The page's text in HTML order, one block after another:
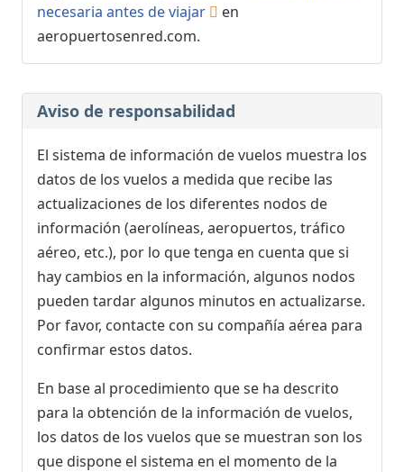
necesaria antes de viajar
en
aeropuertosenred.com.
Aviso de responsabilidad
El sistema de información de vuelos muestra los
datos de los vuelos a medida que recibe las
actualizaciones de los diferentes nodos de
información (aerolíneas, aeropuertos, tráfico
aéreo, etc.), por lo que tenga en cuenta que si
hay cambios en la información, algunos nodos
pueden tardar algunos minutos en actualizarse.
Por favor, contacte con su compañía aérea para
confirmar estos datos.
En base al procedimiento que se ha descrito
para la obtención de la información de vuelos,
los datos de los vuelos que se muestran son los
que dispone el sistema en el momento de la